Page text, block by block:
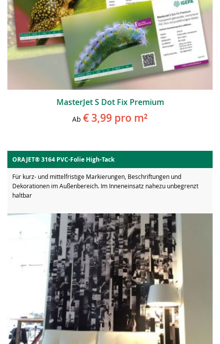
MasterJet S Dot Fix Premium
Ab € 3,99 pro m²
ORAJET® 3164 PVC-Folie High-Tack
Für kurz- und mittelfristige Markierungen, Beschriftungen und
Dekorationen im Außenbereich. Im Inneneinsatz nahezu unbegrenzt
haltbar